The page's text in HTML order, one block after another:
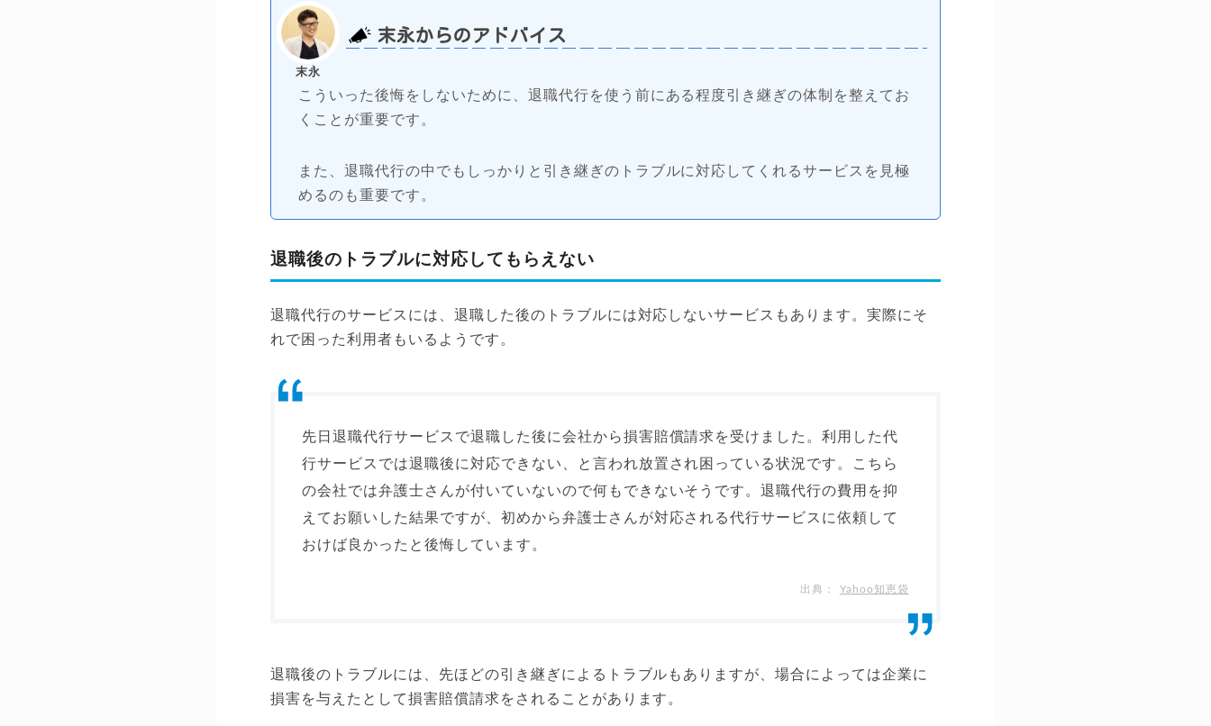
末永
末永からのアドバイス
こういった後悔をしないために、退職代行を使う前にある程度引き継ぎの体制を整えてお
くことが重要です。
また、退職代行の中でもしっかりと引き継ぎのトラブルに対応してくれるサービスを見極
めるのも重要です。
退職後のトラブルに対応してもらえない
退職代行のサービスには、退職した後のトラブルには対応しないサービスもあります。実際にそ
れで困った利用者もいるようです。
先日退職代行サービスで退職した後に会社から損害賠償請求を受けました。利用した代
行サービスでは退職後に対応できない、と言われ放置され困っている状況です。こちら
の会社では弁護士さんが付いていないので何もできないそうです。退職代行の費用を抑
えてお願いした結果ですが、初めから弁護士さんが対応される代行サービスに依頼して
おけば良かったと後悔しています。
Yahoo知恵袋
退職後のトラブルには、先ほどの引き継ぎによるトラブルもありますが、場合によっては企業に
損害を与えたとして損害賠償請求をされることがあります。